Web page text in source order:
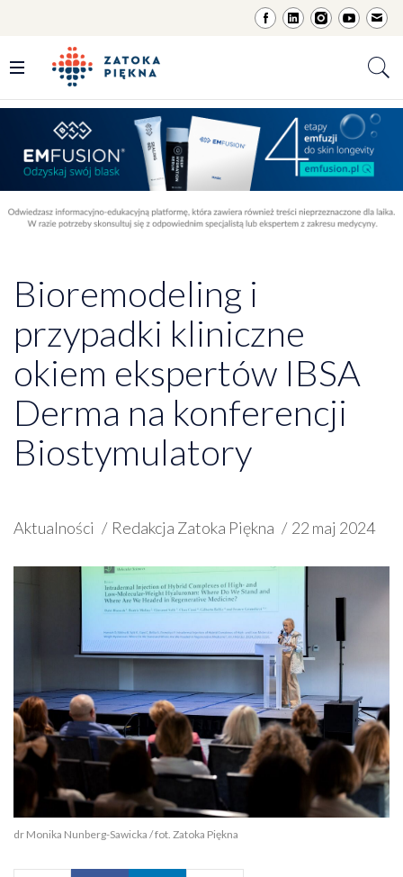
Bioremodeling i
przypadki kliniczne
okiem ekspertów IBSA
Derma na konferencji
Biostymulatory
Aktualności Redakcja Zatoka Piękna 22 maj 2024
dr Monika Nunberg-Sawicka / fot. Zatoka Piękna